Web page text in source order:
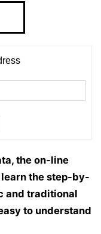
the on-line
learn the step-by-
and traditional
to understand